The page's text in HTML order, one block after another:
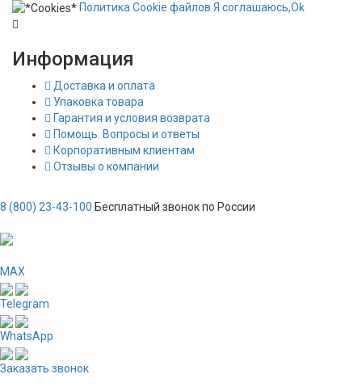
Политика Сookie файлов Я соглашаюсь,Ok
Информация
Доставка и оплата
Упаковка товара
Гарантия и условия возврата
Помощь. Вопросы и ответы
Корпоративным клиентам
Отзывы о компании
8 (800) 23-43-100 Бесплатный звонок по России
MAX
Telegram
WhatsApp
Заказать звонок